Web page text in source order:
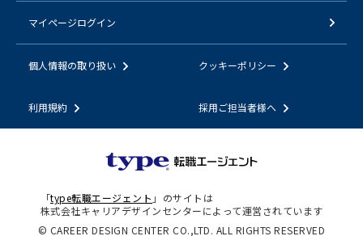
マイページログイン
個人情報の取り扱い クッキーポリシー
利用規約 採用ご担当者様へ
「type転職エージェント 」のサイトは
株式会社キャリアデザインセンターによって運営されています
© CAREER DESIGN CENTER CO.,LTD. ALL RIGHTS RESERVED